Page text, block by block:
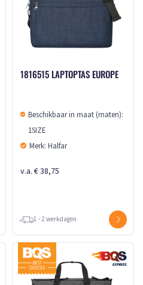
1816515 LAPTOPTAS EUROPE
Beschikbaar in maat (maten):
1SIZE
Merk: Halfar
v.a. € 38,75
1 - 2 werkdagen